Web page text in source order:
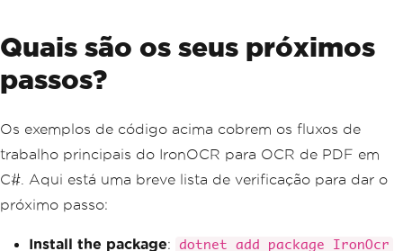
Quais são os seus próximos
passos?
Os exemplos de código acima cobrem os fluxos de
trabalho principais do IronOCR para OCR de PDF em
C#. Aqui está uma breve lista de verificação para dar o
próximo passo:
Install the package: dotnet add package IronOcr